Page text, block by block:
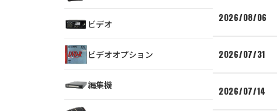
2026/08/06
2026/07/31
2026/07/14
ビデオ
ビデオオプション
編集機